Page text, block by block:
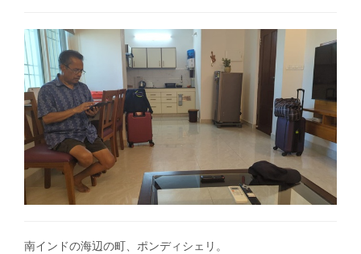
南インドの海辺の町、ポンディシェリ。